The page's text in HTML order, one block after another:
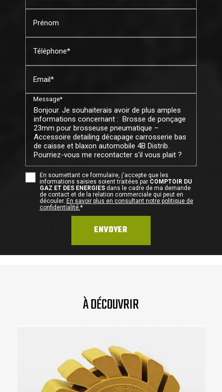
Prénom
Téléphone*
Email*
Message*
En soumettant ce formulaire, j'accepte que les
informations saisies soient traitées par COMPTOIR DU
GAZ ET DES ENERGIESdans le cadre de ma demande
de contact et de la relation commerciale qui peut en
découler. En savoir plus en consultant notre politique de
confidentialité.*
À DÉCOUVRIR